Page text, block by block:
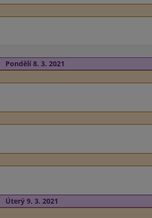
Pondělí 8. 3. 2021
Úterý 9. 3. 2021